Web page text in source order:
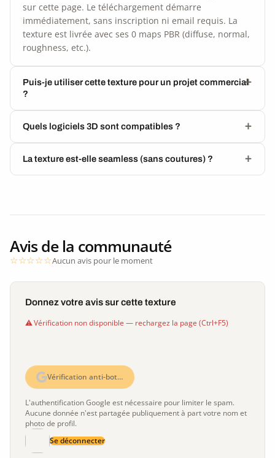
sur cette page. Le téléchargement démarre
immédiatement, sans inscription ni email requis. La
texture est livrée avec ses 0 maps PBR (diffuse, normal,
roughness, etc.).
Puis-je utiliser cette texture pour un projet commercial
?
Quels logiciels 3D sont compatibles ?
La texture est-elle seamless (sans coutures) ?
Avis de la communauté
Aucun avis pour le moment
Donnez votre avis sur cette texture
Vérification non disponible — rechargez la page (Ctrl+F5)
Vérification anti-bot…
L'authentification Google est nécessaire pour limiter le spam.
Aucune donnée n'est partagée publiquement à part votre nom et
photo de profil.
Se déconnecter